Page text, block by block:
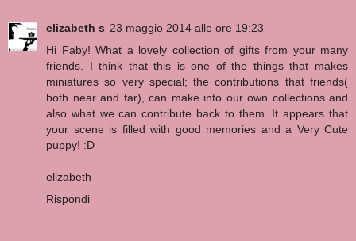
elizabeth s 23 maggio 2014 alle ore 19:23
Hi Faby! What a lovely collection of gifts from your many
friends. I think that this is one of the things that makes
miniatures so very special; the contributions that friends(
both near and far), can make into our own collections and
also what we can contribute back to them. It appears that
your scene is filled with good memories and a Very Cute
puppy! :D
elizabeth
Rispondi